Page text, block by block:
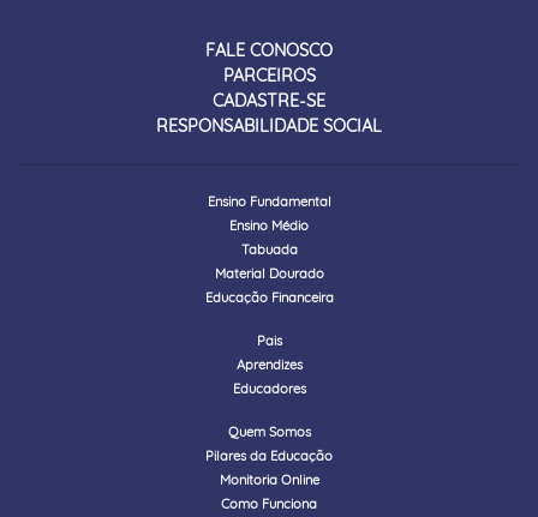
FALE CONOSCO
PARCEIROS
CADASTRE-SE
RESPONSABILIDADE SOCIAL
Ensino Fundamental
Ensino Médio
Tabuada
Material Dourado
Educação Financeira
Pais
Aprendizes
Educadores
Quem Somos
Pilares da Educação
Monitoria Online
Como Funciona